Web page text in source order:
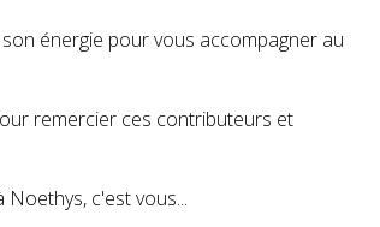
énergie pour vous accompagner au
remercier ces contributeurs et
c'est vous...